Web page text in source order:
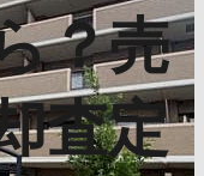
？売
査定